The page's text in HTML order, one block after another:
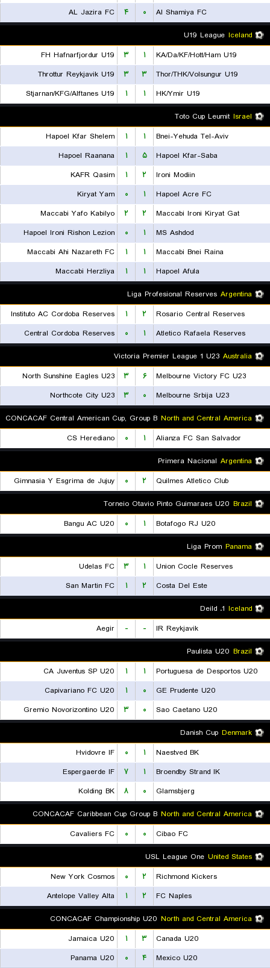
Al Shamiya FC ۰ ۴
AL Jazira FC
Iceland
U19 League
KA/Da/KF/Hott/Ham U19
۱ ۳
FH Hafnarfjordur U19
Thor/THK/Volsungur U19
۳ ۳
Throttur Reykjavik U19
HK/Ymir U19
۱ ۱
Stjarnan/KFG/Alftanes U19
Israel
Toto Cup Leumit
Bnei-Yehuda Tel-Aviv
۱ ۱
Hapoel Kfar Shelem
Hapoel Kfar-Saba
۵ ۱
Hapoel Raanana
Ironi Modiin
۲ ۱
KAFR Qasim
Hapoel Acre FC
۱ ۰
Kiryat Yam
Maccabi Ironi Kiryat Gat
۲ ۲
Maccabi Yafo Kabilyo
MS Ashdod
۱ ۰
Hapoel Ironi Rishon Lezion
Maccabi Bnei Raina
۱ ۱
Maccabi Ahi Nazareth FC
Hapoel Afula
۱ ۱
Maccabi Herzliya
Argentina
Liga Profesional Reserves
Rosario Central Reserves
۲ ۱
Instituto AC Cordoba Reserves
Atletico Rafaela Reserves
۱ ۰
Central Cordoba Reserves
Australia
Victoria Premier League 1 U23
Melbourne Victory FC U23
۶ ۳
North Sunshine Eagles U23
Melbourne Srbija U23
۰ ۳
Northcote City U23
North and Central America
CONCACAF Central American Cup, Group B
Alianza FC San Salvador
۱ ۰
CS Herediano
Argentina
Primera Nacional
Quilmes Atletico Club
۲ ۰
Gimnasia Y Esgrima de Jujuy
Brazil
Torneio Otavio Pinto Guimaraes U20
Botafogo RJ U20
۱ ۰
Bangu AC U20
Panama
Liga Prom
Union Cocle Reserves
۱ ۳
Udelas FC
Costa Del Este
۲ ۱
San Martin FC
Iceland
1. Deild
IR Reykjavik
-
-
Aegir
Brazil
Paulista U20
Portuguesa de Desportos U20
۱ ۱
CA Juventus SP U20
GE Prudente U20
۰ ۱
Capivariano FC U20
Sao Caetano U20
۰ ۳
Gremio Novorizontino U20
Denmark
Danish Cup
Naestved BK
۱ ۰
Hvidovre IF
Broendby Strand IK
۱ ۷
Espergaerde IF
Glamsbjerg
۰ ۸
Kolding BK
North and Central America
CONCACAF Caribbean Cup Group B
Cibao FC
۰ ۰
Cavaliers FC
United States
USL League One
Richmond Kickers
۲ ۰
New York Cosmos
FC Naples
۲ ۱
Antelope Valley Alta
North and Central America
CONCACAF Championship U20
Canada U20
۳ ۱
Jamaica U20
Mexico U20
۴ ۰
Panama U20